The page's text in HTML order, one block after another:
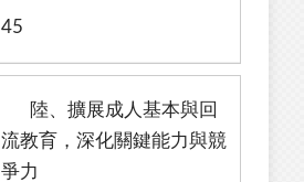
45
陸、擴展成人基本與回
流教育，深化關鍵能力與競
爭力